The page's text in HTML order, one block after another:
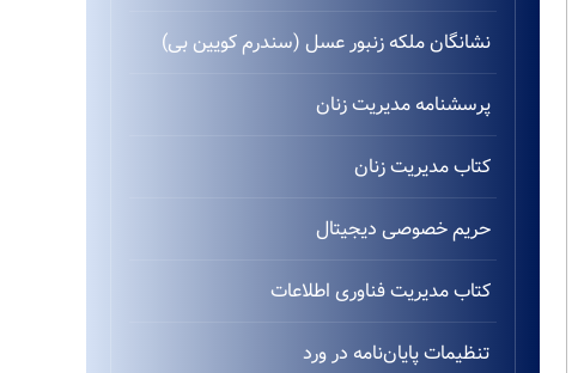
نشانگان ملکه زنبور عسل (سندرم کویین بی)
پرسشنامه مدیریت زنان
کتاب مدیریت زنان
حریم خصوصی دیجیتال
کتاب مدیریت فناوری اطلاعات
تنظیمات پایان‌نامه در ورد